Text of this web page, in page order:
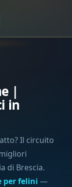
|
in
Il circuito
di Brescia.
per felini —